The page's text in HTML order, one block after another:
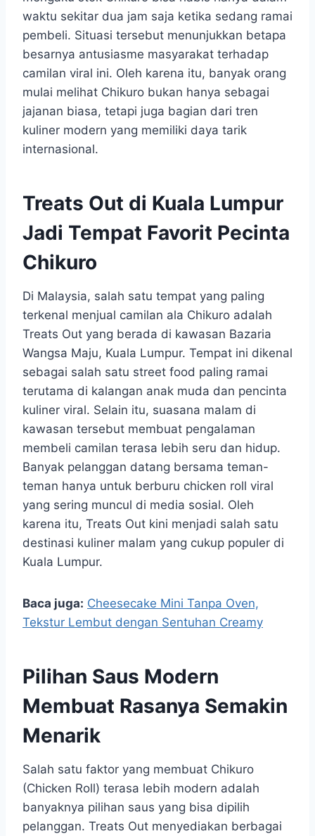
waktu sekitar dua jam saja ketika sedang ramai
pembeli. Situasi tersebut menunjukkan betapa
besarnya antusiasme masyarakat terhadap
camilan viral ini. Oleh karena itu, banyak orang
mulai melihat Chikuro bukan hanya sebagai
jajanan biasa, tetapi juga bagian dari tren
kuliner modern yang memiliki daya tarik
internasional.
Treats Out di Kuala Lumpur
Jadi Tempat Favorit Pecinta
Chikuro
Di Malaysia, salah satu tempat yang paling
terkenal menjual camilan ala Chikuro adalah
Treats Out yang berada di kawasan Bazaria
Wangsa Maju, Kuala Lumpur. Tempat ini dikenal
sebagai salah satu street food paling ramai
terutama di kalangan anak muda dan pencinta
kuliner viral. Selain itu, suasana malam di
kawasan tersebut membuat pengalaman
membeli camilan terasa lebih seru dan hidup.
Banyak pelanggan datang bersama teman-
teman hanya untuk berburu chicken roll viral
yang sering muncul di media sosial. Oleh
karena itu, Treats Out kini menjadi salah satu
destinasi kuliner malam yang cukup populer di
Kuala Lumpur.
Baca juga: Cheesecake Mini Tanpa Oven,
Tekstur Lembut dengan Sentuhan Creamy
Pilihan Saus Modern
Membuat Rasanya Semakin
Menarik
Salah satu faktor yang membuat Chikuro
(Chicken Roll) terasa lebih modern adalah
banyaknya pilihan saus yang bisa dipilih
pelanggan. Treats Out menyediakan berbagai